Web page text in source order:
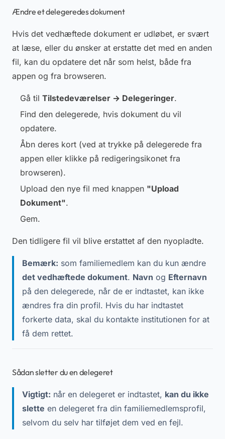
Ændre et delegeredes dokument
Hvis det vedhæftede dokument er udløbet, er svært
at læse, eller du ønsker at erstatte det med en anden
fil, kan du opdatere det når som helst, både fra
appen og fra browseren.
Gå til Tilstedeværelser → Delegeringer.
Find den delegerede, hvis dokument du vil
opdatere.
Åbn deres kort (ved at trykke på delegerede fra
appen eller klikke på redigeringsikonet fra
browseren).
Upload den nye fil med knappen "Upload
Dokument".
Gem.
Den tidligere fil vil blive erstattet af den nyopladte.
Bemærk: som familiemedlem kan du kun ændre
det vedhæftede dokument. Navn og Efternavn
på den delegerede, når de er indtastet, kan ikke
ændres fra din profil. Hvis du har indtastet
forkerte data, skal du kontakte institutionen for at
få dem rettet.
Sådan sletter du en delegeret
Vigtigt: når en delegeret er indtastet, kan du ikke
slette en delegeret fra din familiemedlemsprofil,
selvom du selv har tilføjet dem ved en fejl.